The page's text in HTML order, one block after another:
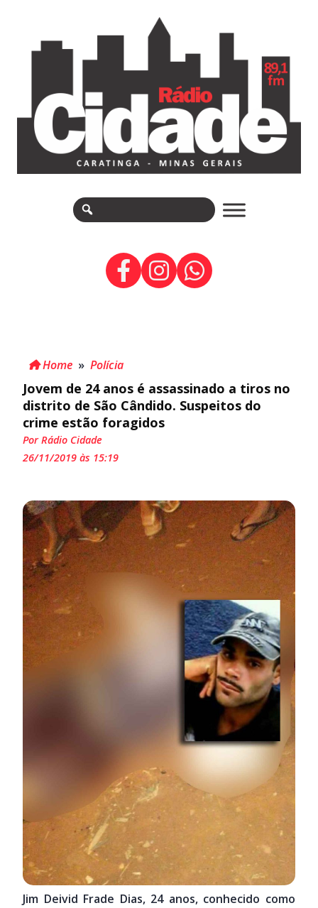
Home » Polícia
Jovem de 24 anos é assassinado a tiros no
distrito de São Cândido. Suspeitos do
crime estão foragidos
Por Rádio Cidade
26/11/2019 às 15:19
Jim Deivid Frade Dias, 24 anos, conhecido como